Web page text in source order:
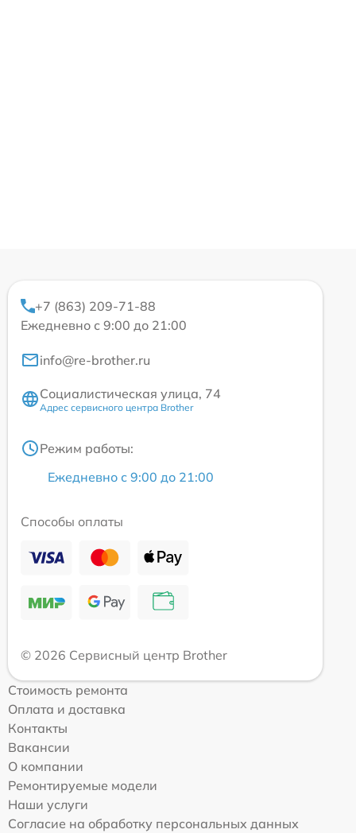
+7 (863) 209-71-88
Ежедневно с 9:00 до 21:00
info@re-brother.ru
Социалистическая улица, 74
Адрес сервисного центра Brother
Режим работы:
Ежедневно с 9:00 до 21:00
Способы оплаты
© 2026 Сервисный центр Brother
Стоимость ремонта
Оплата и доставка
Контакты
Вакансии
О компании
Ремонтируемые модели
Наши услуги
Согласие на обработку персональных данных